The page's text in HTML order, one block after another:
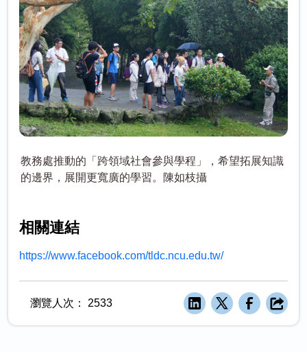
教務處推動的「跨領域社會參與學程」，希望拓展知識
的邊界，展開更寬廣的學習。陳如枝攝
相關連結
https://www.facebook.com/tldc.ncu.edu.tw/
瀏覽人次： 2533